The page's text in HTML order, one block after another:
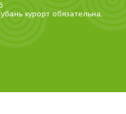
курортобязательна.